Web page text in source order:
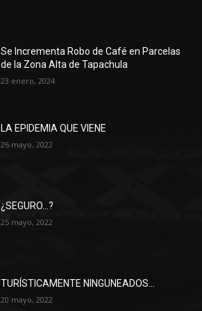
Se Incrementa Robo de Café en Parcelas
de la Zona Alta de Tapachula
23 enero, 2024
LA EPIDEMIA QUE VIENE
26 mayo, 2022
¿SEGURO…?
25 mayo, 2022
TURÍSTICAMENTE NINGUNEADOS…
20 mayo, 2022